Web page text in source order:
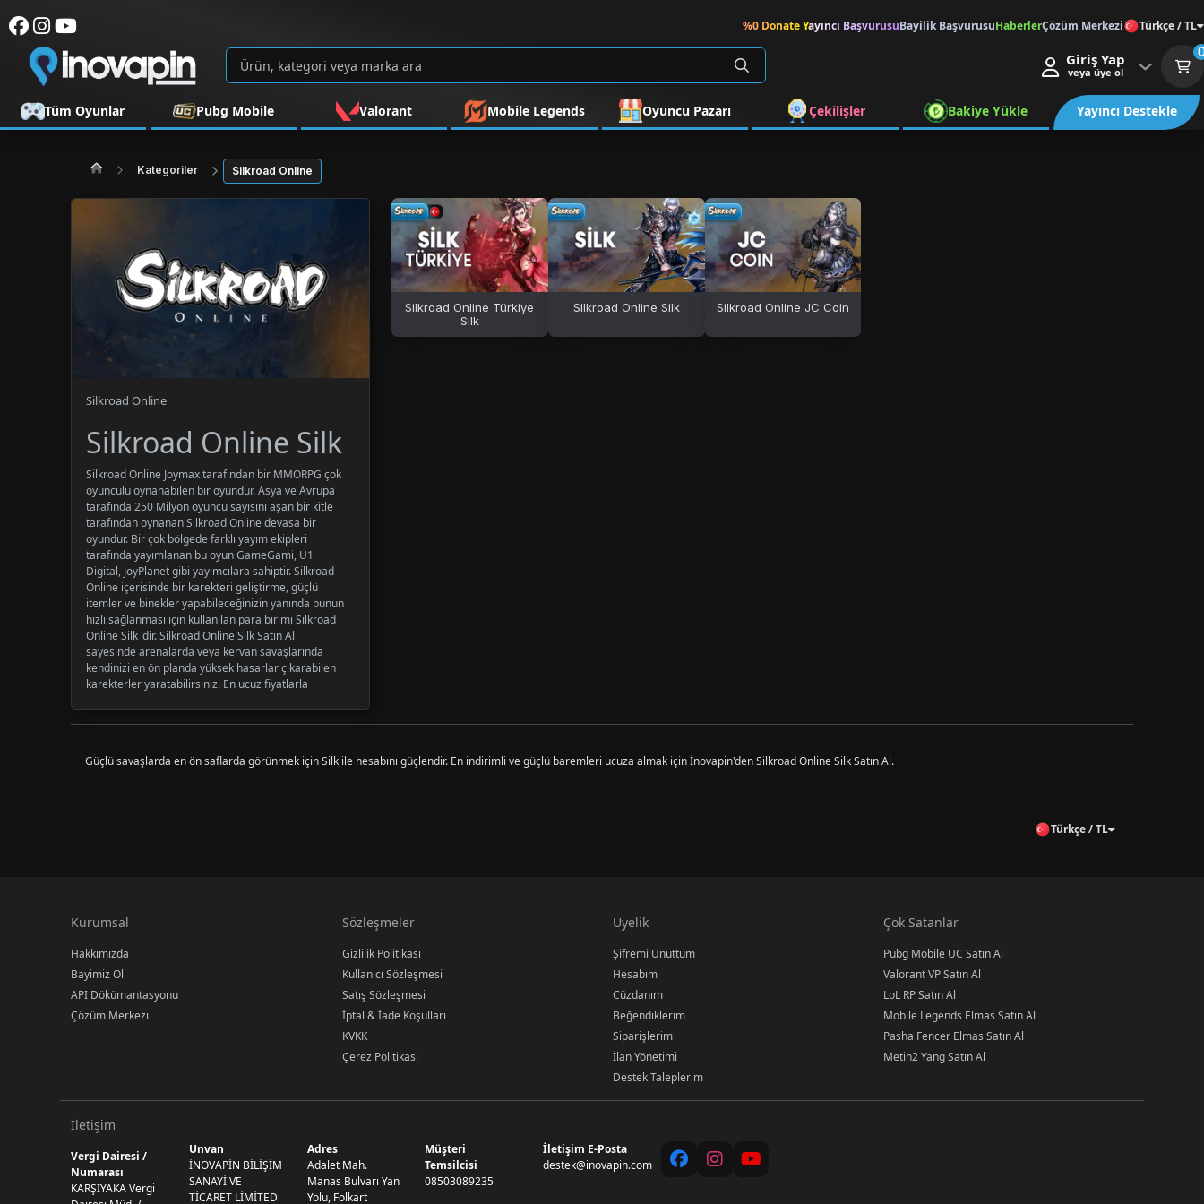
%0 Donate Yayıncı BaşvurusuBayilik BaşvurusuHaberlerÇözüm Merkezi Türkçe / TL
Giriş Yap
veya üye ol
Tüm Oyunlar Pubg Mobile Valorant Mobile Legends Oyuncu Pazarı Çekilişler Bakiye Yükle Yayıncı Destekle
Kategoriler Silkroad Online
Silkroad Online
Silkroad Online Silk
Silkroad Online Joymax tarafından bir MMORPG çok
oyunculu oynanabilen bir oyundur. Asya ve Avrupa
tarafında 250 Milyon oyuncu sayısını aşan bir kitle
tarafından oynanan Silkroad Online devasa bir
oyundur. Bir çok bölgede farklı yayım ekipleri
tarafında yayımlanan bu oyun GameGami, U1
Digital, JoyPlanet gibi yayımcılara sahiptir. Silkroad
Online içerisinde bir karekteri geliştirme, güçlü
itemler ve binekler yapabileceğinizin yanında bunun
hızlı sağlanması için kullanılan para birimi Silkroad
Online Silk 'dir. Silkroad Online Silk Satın Al
sayesinde arenalarda veya kervan savaşlarında
kendinizi en ön planda yüksek hasarlar çıkarabilen
karekterler yaratabilirsiniz. En ucuz fiyatlarla
Silkroad Online Türkiye
Silk
Silkroad Online Silk Silkroad Online JC Coin
Güçlü savaşlarda en ön saflarda görünmek için Silk ile hesabını güçlendir. En indirimli ve güçlü baremleri ucuza almak için İnovapin'den Silkroad Online Silk Satın Al.
Türkçe / TL
Kurumsal
Hakkımızda
Bayimiz Ol
API Dökümantasyonu
Çözüm Merkezi
Sözleşmeler
Gizlilik Politikası
Kullanıcı Sözleşmesi
Satış Sözleşmesi
İptal & İade Koşulları
KVKK
Çerez Politikası
Üyelik
Şifremi Unuttum
Hesabım
Cüzdanım
Beğendiklerim
Siparişlerim
İlan Yönetimi
Destek Taleplerim
Çok Satanlar
Pubg Mobile UC Satın Al
Valorant VP Satın Al
LoL RP Satın Al
Mobile Legends Elmas Satın Al
Pasha Fencer Elmas Satın Al
Metin2 Yang Satın Al
İletişim
Vergi Dairesi /
Numarası
KARŞIYAKA Vergi
Unvan
İNOVAPİN BİLİŞİM
SANAYİ VE
TİCARET LİMİTED
Adres
Adalet Mah.
Manas Bulvarı Yan
Yolu, Folkart
Müşteri
Temsilcisi
08503089235
İletişim E-Posta
destek@inovapin.com